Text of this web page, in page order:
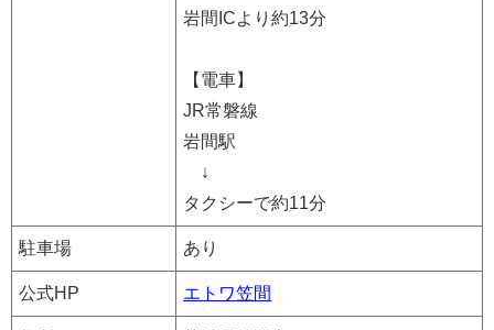
岩間ICより約13分
【電車】
JR常磐線
岩間駅
↓
タクシーで約11分
駐車場 あり
公式HP エトワ笠間